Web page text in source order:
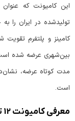
این کامیونت که عنوان
کامینز و پلتفرم
بین‌شهری عرضه شده
مدت کوتاه عرضه،
است.
معرفی کامیونت 12 تن با دو کاربری ویژه